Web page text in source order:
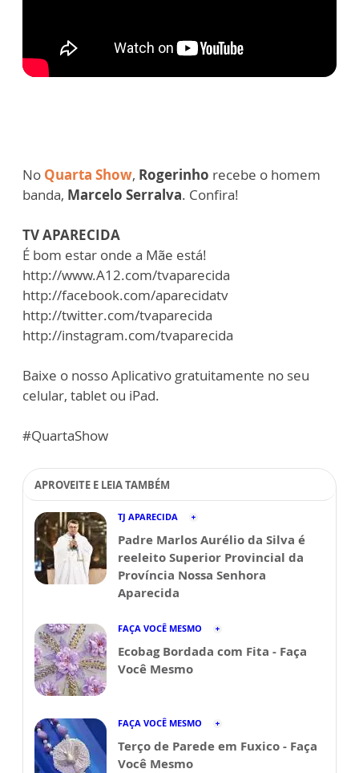
No Quarta Show, Rogerinho recebe o homem
banda, Marcelo Serralva. Confira!
TV APARECIDA
É bom estar onde a Mãe está!
http://www.A12.com/tvaparecida
http://facebook.com/aparecidatv
http://twitter.com/tvaparecida
http://instagram.com/tvaparecida
Baixe o nosso Aplicativo gratuitamente no seu
celular, tablet ou iPad.
#QuartaShow
APROVEITE E LEIA TAMBÉM
TJ APARECIDA
Padre Marlos Aurélio da Silva é
reeleito Superior Provincial da
Província Nossa Senhora
Aparecida
FAÇA VOCÊ MESMO
Ecobag Bordada com Fita - Faça
Você Mesmo
FAÇA VOCÊ MESMO
Terço de Parede em Fuxico - Faça
Você Mesmo